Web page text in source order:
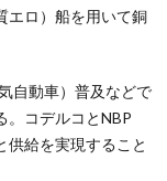
エロ）船を用いて銅
自動車）普及などで
。コデルコとNBP
供給を実現すること